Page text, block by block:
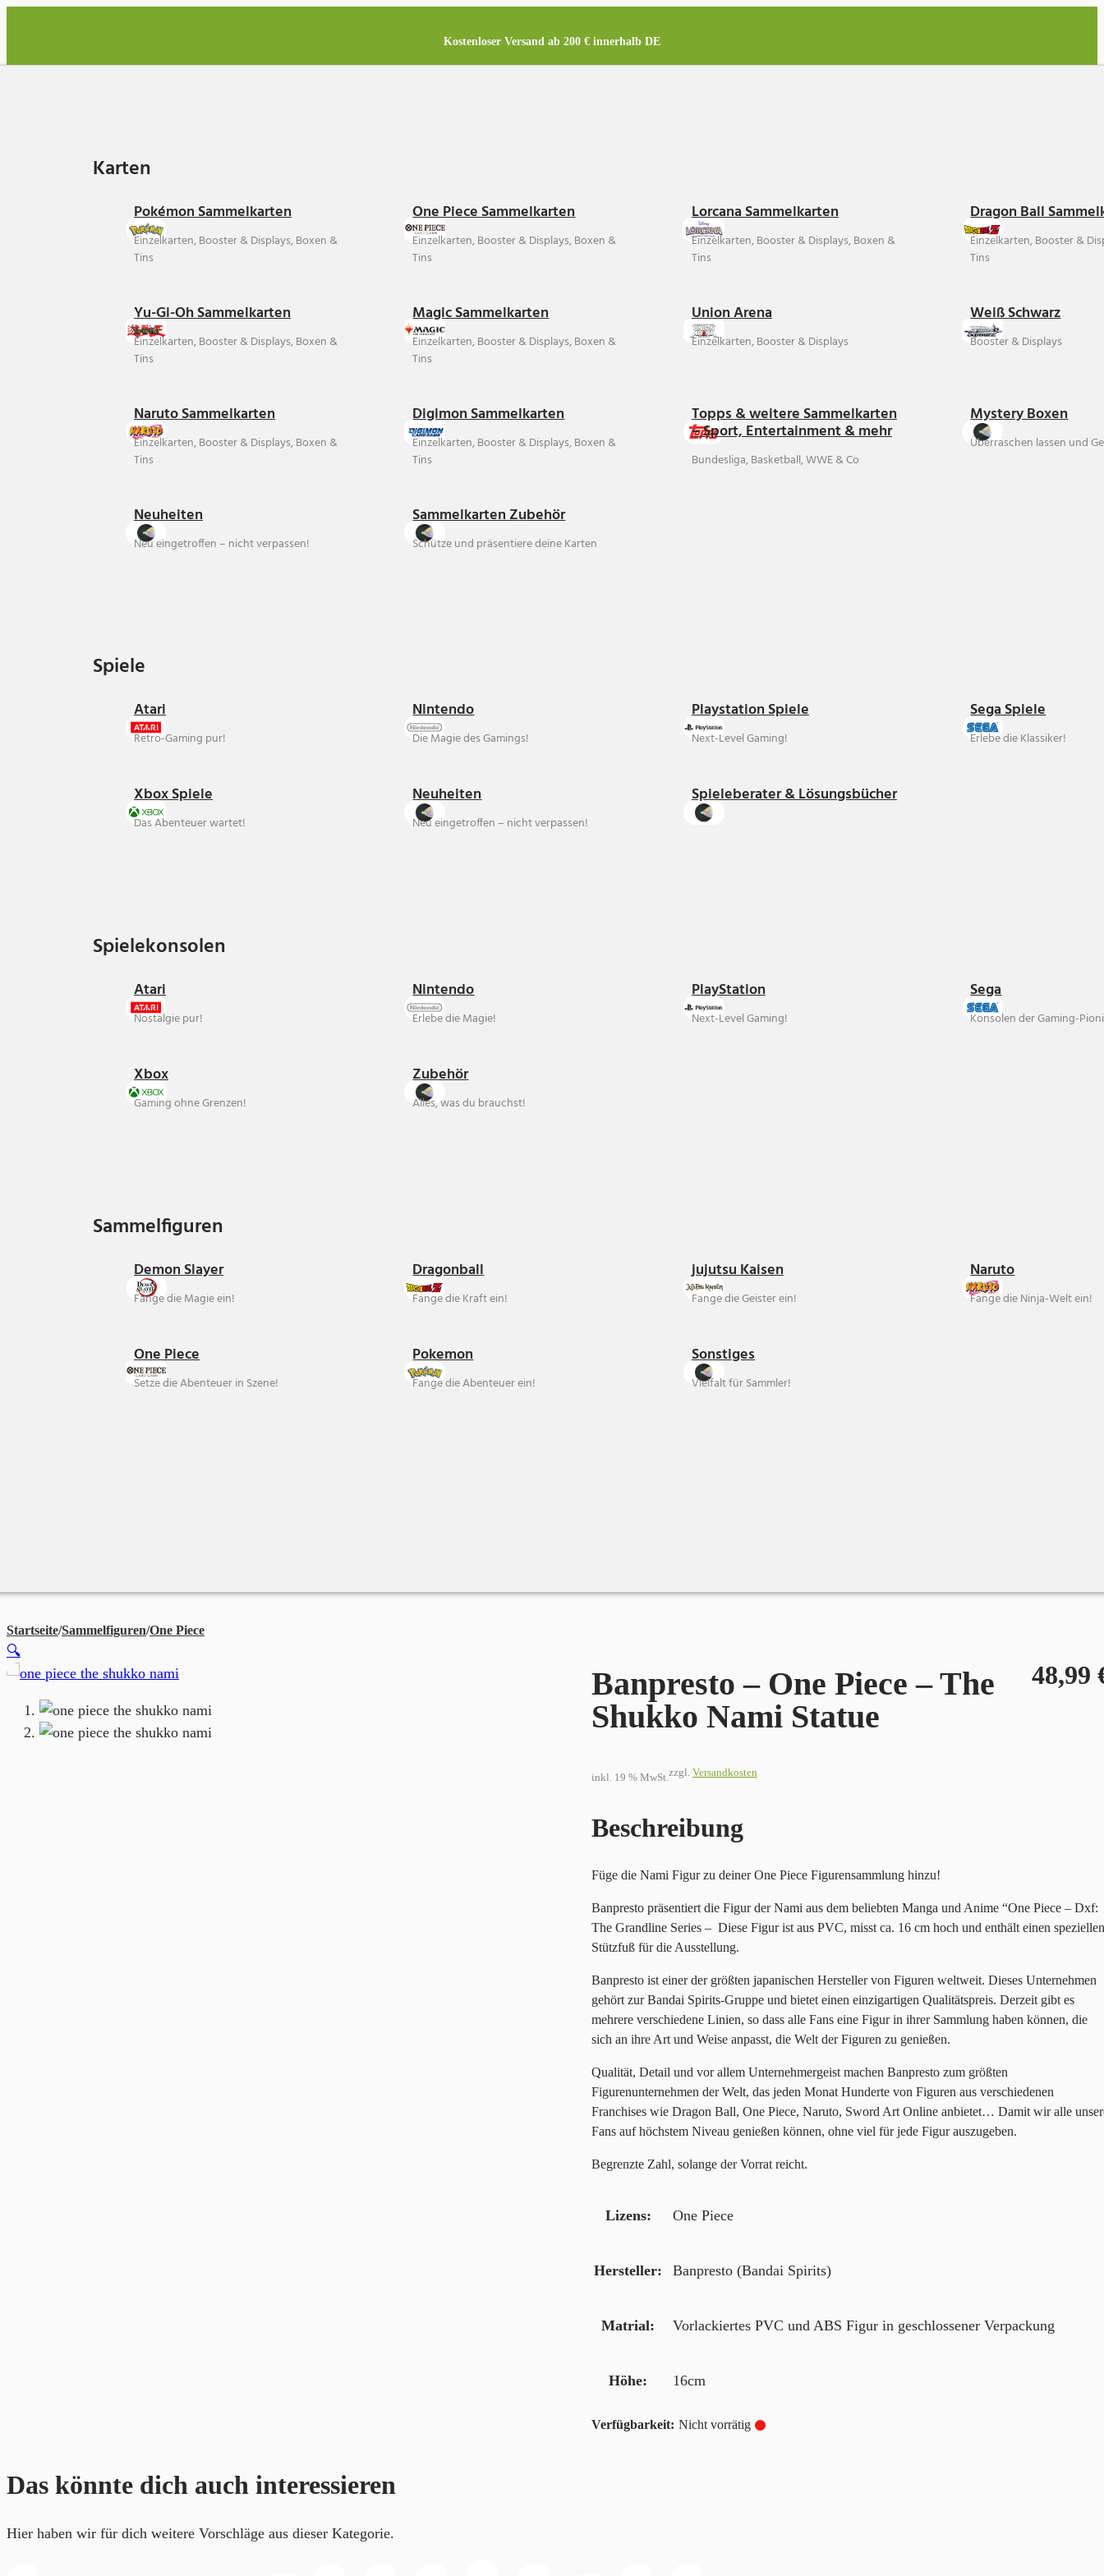
Kostenloser Versand ab 200 € innerhalb DE
Karten
Pokémon Sammelkarten
Einzelkarten, Booster & Displays, Boxen &
Tins
One Piece Sammelkarten
Einzelkarten, Booster & Displays, Boxen &
Tins
Lorcana Sammelkarten
Einzelkarten, Booster & Displays, Boxen &
Tins
Dragon Ball
Einzelkarten, Booster &
Tins
Yu-Gi-Oh Sammelkarten
Einzelkarten, Booster & Displays, Boxen &
Tins
Magic Sammelkarten
Einzelkarten, Booster & Displays, Boxen &
Tins
Union Arena
Einzelkarten, Booster & Displays
Weiß Schwarz
Booster & Displays
Naruto Sammelkarten
Einzelkarten, Booster & Displays, Boxen &
Tins
Digimon Sammelkarten
Einzelkarten, Booster & Displays, Boxen &
Tins
Topps & weitere Sammelkarten
– Sport, Entertainment & mehr
Bundesliga, Basketball, WWE & Co
Mystery Boxen
Überraschen lassen und
Neuheiten
Neu eingetroffen – nicht verpassen!
Sammelkarten Zubehör
Schütze und präsentiere deine Karten
Spiele
Atari
Retro-Gaming pur!
Nintendo
Die Magie des Gamings!
Playstation Spiele
Next-Level Gaming!
Sega Spiele
Erlebe die Klassiker!
Xbox Spiele
Das Abenteuer wartet!
Neuheiten
Neu eingetroffen – nicht verpassen!
Spieleberater & Lösungsbücher
Spielekonsolen
Atari
Nostalgie pur!
Nintendo
Erlebe die Magie!
PlayStation
Next-Level Gaming!
Sega
Konsolen der Gaming-
Xbox
Gaming ohne Grenzen!
Zubehör
Alles, was du brauchst!
Sammelfiguren
Demon Slayer
Fange die Magie ein!
Dragonball
Fange die Kraft ein!
jujutsu Kaisen
Fange die Geister ein!
Naruto
Fange die Ninja-Welt ein!
One Piece
Setze die Abenteuer in Szene!
Pokemon
Fange die Abenteuer ein!
Sonstiges
Vielfalt für Sammler!
Startseite/Sammelfiguren/One Piece
Banpresto – One Piece – The
Shukko Nami Statue
48,99
inkl. 19 % MwSt.zzgl. Versandkosten
Beschreibung
Füge die Nami Figur zu deiner One Piece Figurensammlung hinzu!
Banpresto präsentiert die Figur der Nami aus dem beliebten Manga und Anime “One Piece – Dxf:
The Grandline Series – Diese Figur ist aus PVC, misst ca. 16 cm hoch und enthält einen speziellen
Stützfuß für die Ausstellung.
Banpresto ist einer der größten japanischen Hersteller von Figuren weltweit. Dieses Unternehmen
gehört zur Bandai Spirits-Gruppe und bietet einen einzigartigen Qualitätspreis. Derzeit gibt es
mehrere verschiedene Linien, so dass alle Fans eine Figur in ihrer Sammlung haben können, die
sich an ihre Art und Weise anpasst, die Welt der Figuren zu genießen.
Qualität, Detail und vor allem Unternehmergeist machen Banpresto zum größten
Figurenunternehmen der Welt, das jeden Monat Hunderte von Figuren aus verschiedenen
Franchises wie Dragon Ball, One Piece, Naruto, Sword Art Online anbietet… Damit wir alle
Fans auf höchstem Niveau genießen können, ohne viel für jede Figur auszugeben.
Begrenzte Zahl, solange der Vorrat reicht.
Lizens One Piece
Hersteller Banpresto (Bandai Spirits)
Matrial Vorlackiertes PVC und ABS Figur in geschlossener Verpackung
Höhe 16cm
Nicht vorrätig
🔍
Das könnte dich auch interessieren
Hier haben wir für dich weitere Vorschläge aus dieser Kategorie.